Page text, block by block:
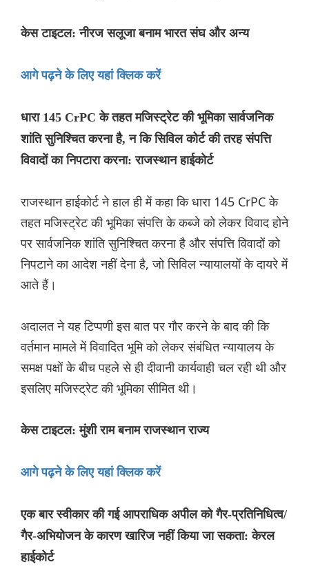
केस टाइटल: नीरज सलूजा बनाम भारत संघ और अन्य
आगे पढ़ने के लिए यहां क्लिक करें
धारा 145 CrPC के तहत मजिस्ट्रेट की भूमिका सार्वजनिक
शांति सुनिश्चित करना है, न कि सिविल कोर्ट की तरह संपत्ति
विवादों का निपटारा करना: राजस्थान हाईकोर्ट
राजस्थान हाईकोर्ट ने हाल ही में कहा कि धारा 145 CrPC के
तहत मजिस्ट्रेट की भूमिका संपत्ति के कब्जे को लेकर विवाद होने
पर सार्वजनिक शांति सुनिश्चित करना है और संपत्ति विवादों को
निपटाने का आदेश नहीं देना है, जो सिविल न्यायालयों के दायरे में
आते हैं।
अदालत ने यह टिप्पणी इस बात पर गौर करने के बाद की कि
वर्तमान मामले में विवादित भूमि को लेकर संबंधित न्यायालय के
समक्ष पक्षों के बीच पहले से ही दीवानी कार्यवाही चल रही थी और
इसलिए मजिस्ट्रेट की भूमिका सीमित थी।
केस टाइटल: मुंशी राम बनाम राजस्थान राज्य
आगे पढ़ने के लिए यहां क्लिक करें
एक बार स्वीकार की गई आपराधिक अपील को गैर-प्रतिनिधित्व/
गैर-अभियोजन के कारण खारिज नहीं किया जा सकता: केरल
हाईकोर्ट